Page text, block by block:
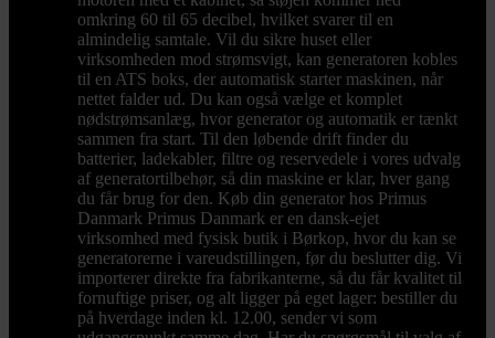
omkring 60 til 65 decibel, hvilket svarer til en
almindelig samtale. Vil du sikre huset eller
virksomheden mod strømsvigt, kan generatoren kobles
til en ATS boks, der automatisk starter maskinen, når
nettet falder ud. Du kan også vælge et komplet
nødstrømsanlæg, hvor generator og automatik er tænkt
sammen fra start. Til den løbende drift finder du
batterier, ladekabler, filtre og reservedele i vores udvalg
af generatortilbehør, så din maskine er klar, hver gang
du får brug for den. Køb din generator hos Primus
Danmark Primus Danmark er en dansk-ejet
virksomhed med fysisk butik i Børkop, hvor du kan se
generatorerne i vareudstillingen, før du beslutter dig. Vi
importerer direkte fra fabrikanterne, så du får kvalitet til
fornuftige priser, og alt ligger på eget lager: bestiller du
på hverdage inden kl. 12.00, sender vi som